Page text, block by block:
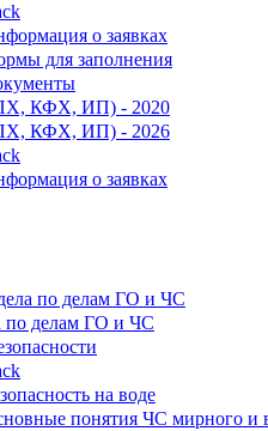
о заявках
для заполнения
КФХ, ИП) - 2020
КФХ, ИП) - 2026
о заявках
по делам ГО и ЧС
по делам ГО и ЧС
на воде
понятия ЧС мирного и